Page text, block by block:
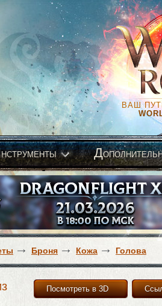
ВАШ
нструменты Д
Броня Кожа Голова
Посмотреть в 3D